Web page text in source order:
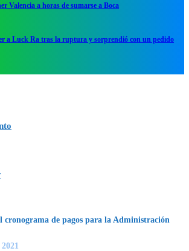
Valencia a horas de sumarse a Boca
a Luck Ra tras la ruptura y sorprendió con un pedido
de pagos para la Administración